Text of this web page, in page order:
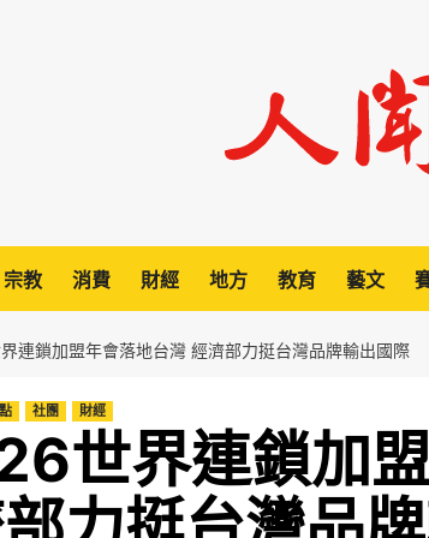
宗教 消費 財經 地方 教育 藝文
連鎖加盟年會落地台灣 經濟部力挺台灣品牌輸出國際
社團 財經
世界連鎖加